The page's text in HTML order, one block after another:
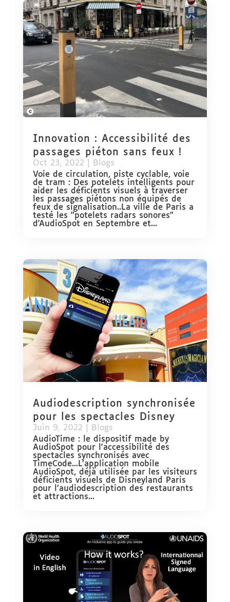
Innovation : Accessibilité des
passages piéton sans feux !
Oct 23, 2022
Blogs
Voie de circulation, piste cyclable, voie
de tram : Des potelets intelligents pour
aider les déficients visuels à traverser
les passages piétons non équipés de
feux de signalisation..La ville de Paris a
testé les "potelets radars sonores"
d'AudioSpot en Septembre et...
Audiodescription synchronisée
pour les spectacles Disney
Juin 9, 2022
Blogs
AudioTime : le dispositif made by
AudioSpot pour l'accessibilité des
spectacles synchronisés avec
TimeCode...L’application mobile
AudioSpot, déjà utilisée par les visiteurs
déficients visuels de Disneyland Paris
pour l’audiodescription des restaurants
et attractions...